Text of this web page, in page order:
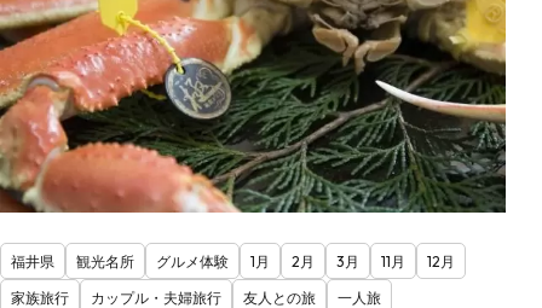
福井県 観光名所 グルメ体験 1月 2月 3月 11月
12月
家族旅行
カップル・夫婦旅行 友人との旅 一人旅